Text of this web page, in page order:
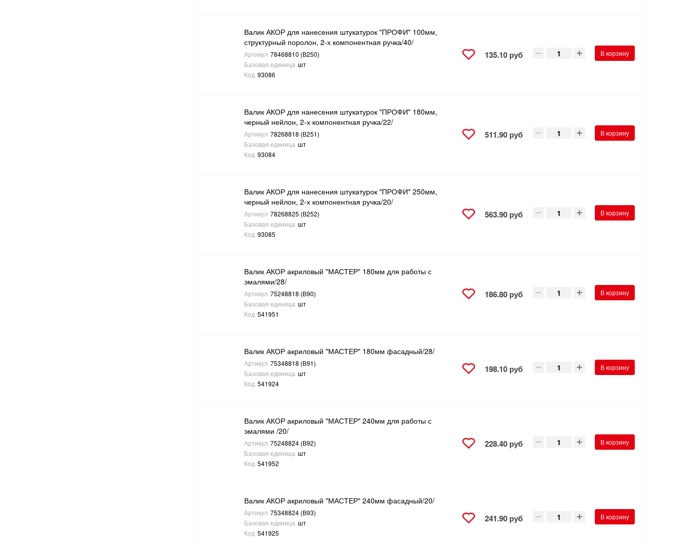
Валик АКОР для нанесения штукатурок "ПРОФИ" 100мм,
структурный поролон, 2-х компонентная ручка/40/
Артикул 78468810 (В250)
Базовая единица шт
Код 93086
135.10 руб В корзину
Валик АКОР для нанесения штукатурок "ПРОФИ" 180мм,
черный нейлон, 2-х компонентная ручка/22/
Артикул 78268818 (В251)
Базовая единица шт
Код 93084
511.90 руб В корзину
Валик АКОР для нанесения штукатурок "ПРОФИ" 250мм,
черный нейлон, 2-х компонентная ручка/20/
Артикул 78268825 (В252)
Базовая единица шт
Код 93085
563.90 руб В корзину
Валик АКОР акриловый "МАСТЕР" 180мм для работы с
эмалями/28/
Артикул 75248818 (В90)
Базовая единица шт
Код 541951
186.80 руб В корзину
Валик АКОР акриловый "МАСТЕР" 180мм фасадный/28/
Артикул 75348818 (В91)
Базовая единица шт
Код 541924
198.10 руб В корзину
Валик АКОР акриловый "МАСТЕР" 240мм для работы с
эмалями /20/
Артикул 75248824 (В92)
Базовая единица шт
Код 541952
228.40 руб В корзину
Валик АКОР акриловый "МАСТЕР" 240мм фасадный/20/
Артикул 75348824 (В93)
Базовая единица шт
Код 541925
241.90 руб В корзину